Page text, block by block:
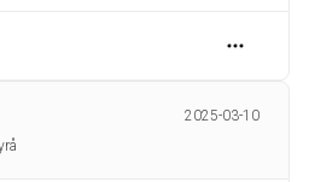
2025-03-10